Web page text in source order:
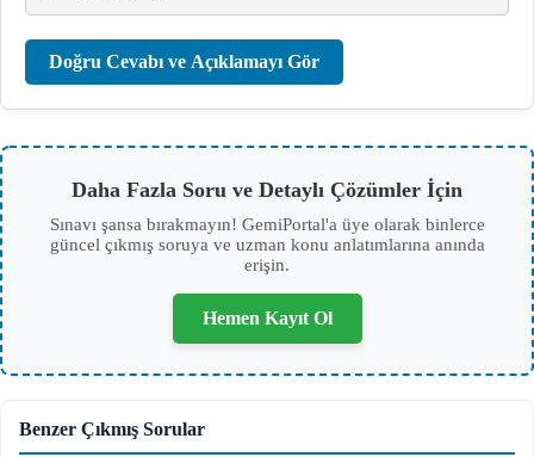
Doğru Cevabı ve Açıklamayı Gör
Daha Fazla Soru ve Detaylı Çözümler İçin
Sınavı şansa bırakmayın! GemiPortal'a üye olarak binlerce
güncel çıkmış soruya ve uzman konu anlatımlarına anında
erişin.
Hemen Kayıt Ol
Benzer Çıkmış Sorular